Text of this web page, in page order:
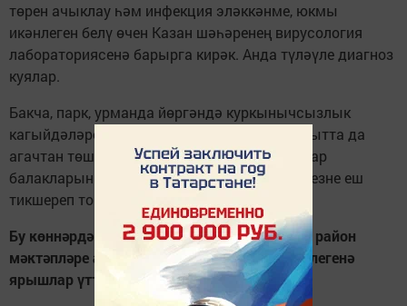
төрен ачыклау һәм инфекция эләккәнме, юкмы
икәнлеген белү өчен Казан шәһәренең вирусология
лабораториясенә барырга кирәк. Анда түләүле диагноз
куялар.
Бакча, парк, урманда йөргәндә куркынычсызлык
кагыйдәләрен үтәргә кирәк. Талпан бер вакытта да
агачтан төшми, ул астан өскә үрмәли. Чалбар
балакларын оекбаш эченә тыгыгыз, үз-үзегезне еш
тикшереп торыгыз!
Бу көннәрдә 24 нче янгын сүндерү частендә район
мәктәпләре арасында дружиналар беренчелегенә
ярышлар үтте.